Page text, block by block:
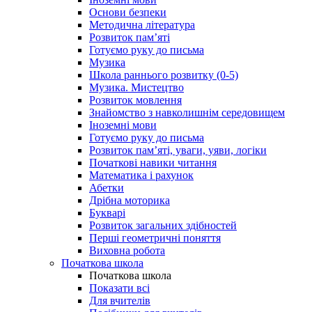
Основи безпеки
Методична література
Розвиток пам’яті
Готуємо руку до письма
Музика
Школа раннього розвитку (0-5)
Музика. Мистецтво
Розвиток мовлення
Знайомство з навколишнім середовищем
Іноземні мови
Готуємо руку до письма
Розвиток пам’яті, уваги, уяви, логіки
Початкові навики читання
Математика і рахунок
Абетки
Дрібна моторика
Букварі
Розвиток загальних здібностей
Перші геометричні поняття
Виховна робота
Початкова школа
Початкова школа
Показати всі
Для вчителів